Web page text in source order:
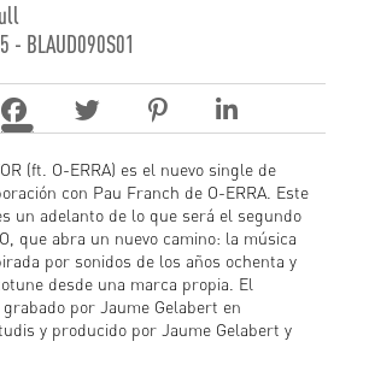
- BLAUD090S01
(ft. O-ERRA) es el nuevo single de
con Pau Franch de O-ERRA. Este
un adelanto de lo que será el segundo
que abra un nuevo camino: la música
por sonidos de los años ochenta y
desde una marca propia. El
por Jaume Gelabert en
y producido por Jaume Gelabert y